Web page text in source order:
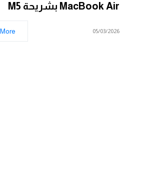
MacBook Air بشريحة M5
05/03/2026